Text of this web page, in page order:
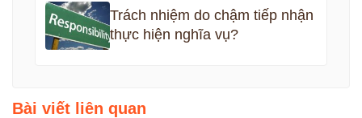
Trách nhiệm do chậm tiếp nhận
thực hiện nghĩa vụ?
Bài viết liên quan